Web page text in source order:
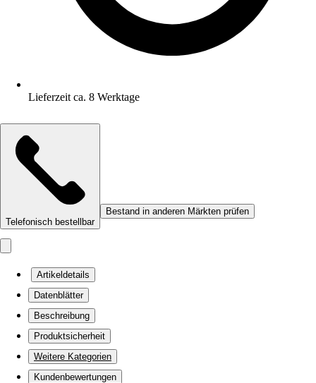
Lieferzeit ca. 8 Werktage
Telefonisch bestellbar
Bestand in anderen Märkten prüfen
Artikeldetails
Datenblätter
Beschreibung
Produktsicherheit
Weitere Kategorien
Kundenbewertungen